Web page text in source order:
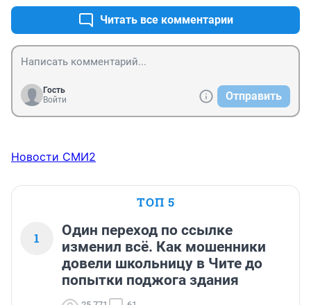
четко и не емко прописала обязанности детей!
Читать все комментарии
Гость
Войти
Отправить
Новости СМИ2
ТОП 5
1
Один переход по ссылке
изменил всё. Как мошенники
довели школьницу в Чите до
попытки поджога здания